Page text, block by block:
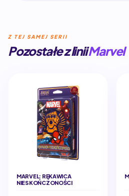
Z TEJ SAMEJ SERII
Pozostałe z liniiMarvel
MARVEL: RĘKAWICA
NIESKOŃCZONOŚCI